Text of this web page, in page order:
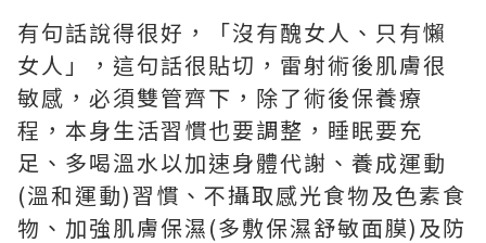
有句話說得很好，「沒有醜女人、只有懶
女人」，這句話很貼切，雷射術後肌膚很
敏感，必須雙管齊下，除了術後保養療
程，本身生活習慣也要調整，睡眠要充
足、多喝溫水以加速身體代謝、養成運動
(溫和運動)習慣、不攝取感光食物及色素食
物、加強肌膚保濕(多敷保濕舒敏面膜)及防